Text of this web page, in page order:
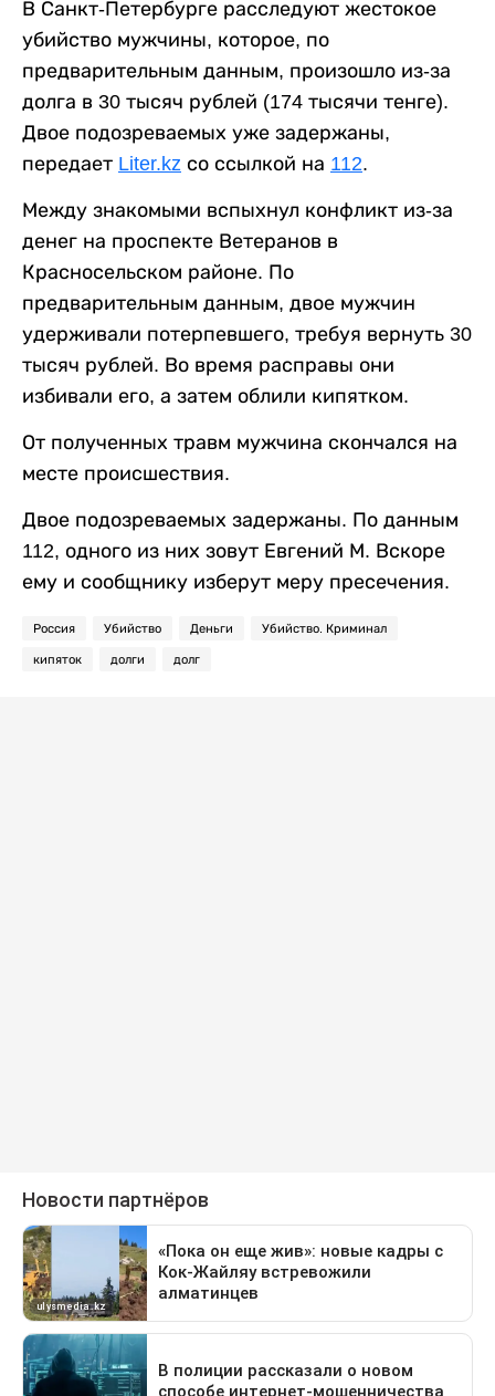
В Санкт-Петербурге расследуют жестокое
убийство мужчины, которое, по
предварительным данным, произошло из-за
долга в 30 тысяч рублей (174 тысячи тенге).
Двое подозреваемых уже задержаны,
передает Liter.kz со ссылкой на 112.
Между знакомыми вспыхнул конфликт из-за
денег на проспекте Ветеранов в
Красносельском районе. По
предварительным данным, двое мужчин
удерживали потерпевшего, требуя вернуть 30
тысяч рублей. Во время расправы они
избивали его, а затем облили кипятком.
От полученных травм мужчина скончался на
месте происшествия.
Двое подозреваемых задержаны. По данным
112, одного из них зовут Евгений М. Вскоре
ему и сообщнику изберут меру пресечения.
Россия Убийство Деньги Убийство. Криминал
кипяток долги долг